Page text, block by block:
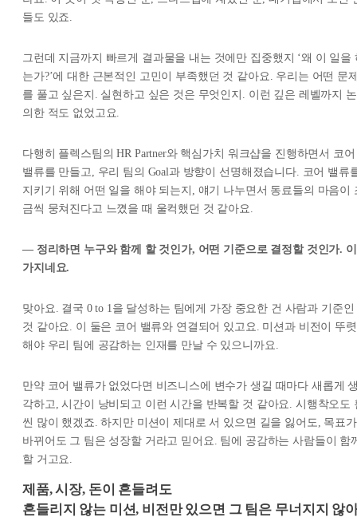
들도 있죠.
그런데 지금까지 빠르게 결과물을 내는 것에만 집중했지 ‘왜 이 일을
는가?’에 대한 근본적인 고민이 부족했던 것 같아요. 우리는 어떤 문
를 풀고 싶은지. 실현하고 싶은 것은 무엇인지. 이런 깊은 레벨까지 논
의한 적도 없었고요.
다행히 플렉스팀의 HR Partner와 핵심가치 워크샵을 진행하면서 코어
밸류를 만들고, 우리 팀의 Goal과 방향이 선명해졌습니다. 코어 밸류
지키기 위해 어떤 일을 해야 되는지, 얘기 나누면서 동료들의 마음이
금씩 뭉쳐진다고 느꼈을 때 울컥했던 것 같아요.
— 정리하면 누구와 함께 할 것인가, 어떤 기준으로 결정할 것인가.
가지네요.
맞아요. 결국 0 to 1을 달성하는 팀에게 가장 중요한 건 사람과 기준인
것 같아요. 이 둘은 코어 밸류와 연결되어 있고요. 미션과 비전이 뚜렷
해야 우리 팀에 공감하는 인재를 만날 수 있으니까요.
만약 코어 밸류가 없었다면 비즈니스에 변수가 생길 때마다 새롭게
각하고, 시간이 낭비되고 이런 시간을 반복할 것 같아요. 시행착오도
씬 많이 했겠죠. 하지만 미션이 제대로 서 있으면 길을 잃어도, 목표가
바뀌어도 그 팀은 성장할 거라고 믿어요. 팀에 공감하는 사람들이 함
할 거고요.
제품, 시장, 돈이 흔들려도
흔들리지 않는 미션, 비전만 있으면 그 팀은 무너지지 않